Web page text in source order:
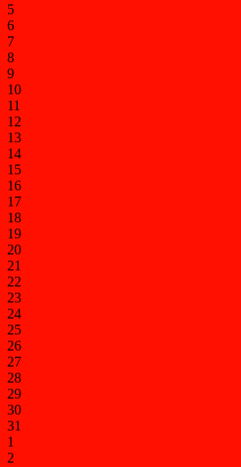
5
6
7
8
9
10
11
12
13
14
15
16
17
18
19
20
21
22
23
24
25
26
27
28
29
30
31
1
2